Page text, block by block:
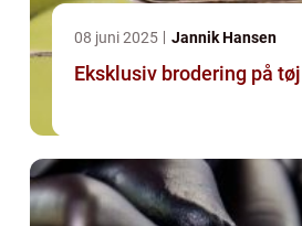
08 juni 2025 Jannik Hansen
Eksklusiv brodering på tøj